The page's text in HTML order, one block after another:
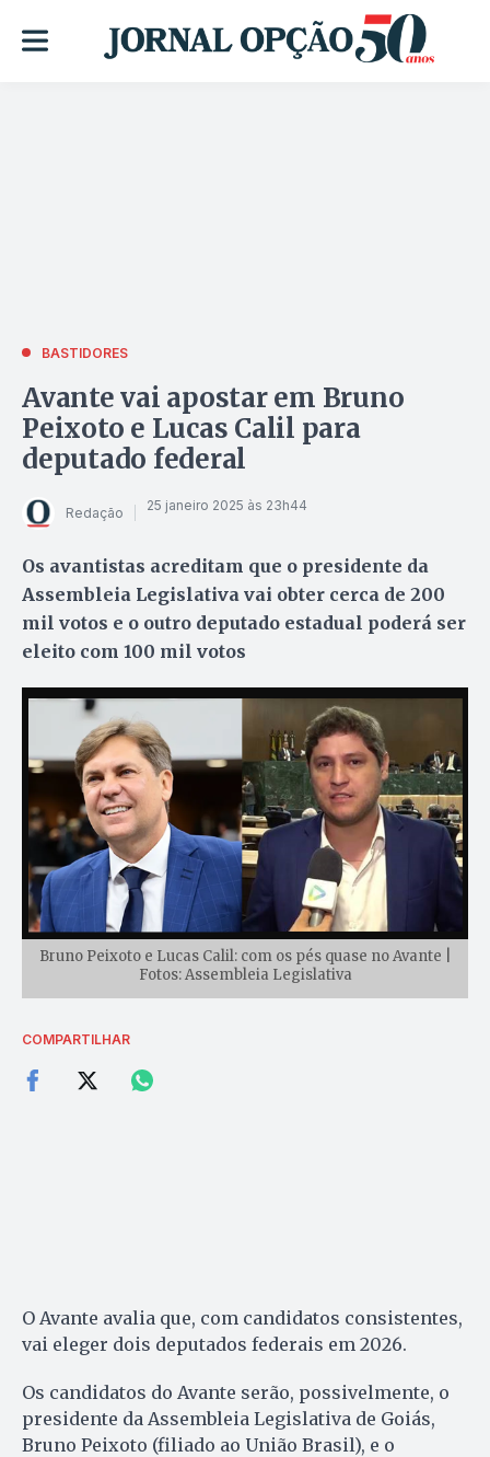
BASTIDORES
Avante vai apostar em Bruno
Peixoto e Lucas Calil para
deputado federal
Redação 25 janeiro 2025 às 23h44
Os avantistas acreditam que o presidente da
Assembleia Legislativa vai obter cerca de 200
mil votos e o outro deputado estadual poderá ser
eleito com 100 mil votos
Bruno Peixoto e Lucas Calil: com os pés quase no Avante |
Fotos: Assembleia Legislativa
COMPARTILHAR
O Avante avalia que, com candidatos consistentes,
vai eleger dois deputados federais em 2026.
Os candidatos do Avante serão, possivelmente, o
presidente da Assembleia Legislativa de Goiás,
Bruno Peixoto (filiado ao União Brasil), e o